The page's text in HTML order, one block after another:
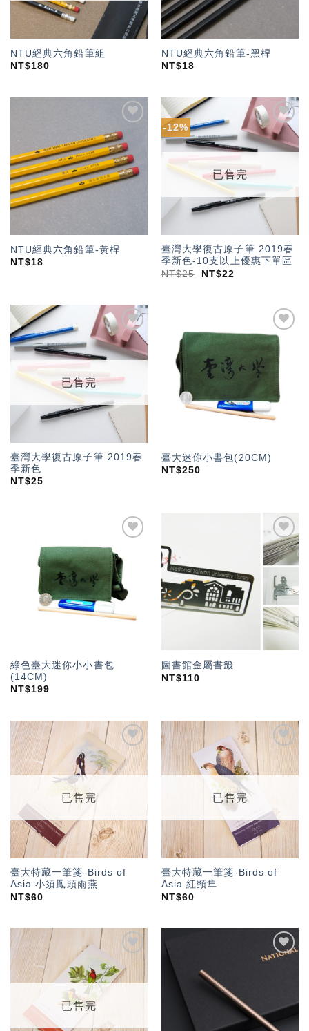
NTU經典六角鉛筆組
NT$180
NTU經典六角鉛筆-黑桿
NT$18
「願
望輕
單」
NTU經典六角鉛筆-黃桿
NT$18
-12%
加入
「願
望輕
已售完
臺灣大學復古原子筆 2019春
季新色-10支以上優惠下單區
NT$25 NT$22
加入
「願
望輕
已售完
臺灣大學復古原子筆 2019春
季新色
NT$25
加入
「願
望輕
單」
臺大迷你小書包(20CM)
NT$250
望輕
綠色臺大迷你小小書包
(14CM)
NT$199
加入
「願
望輕
單」
圖書館金屬書籤
NT$110
加入
「願
望輕
已售完
臺大特藏一筆箋-Birds of
Asia 小須鳳頭雨燕
NT$60
加入
望輕
已售完
臺大特藏一筆箋-Birds of
Asia 紅頸隼
NT$60
「願
望輕
已售完